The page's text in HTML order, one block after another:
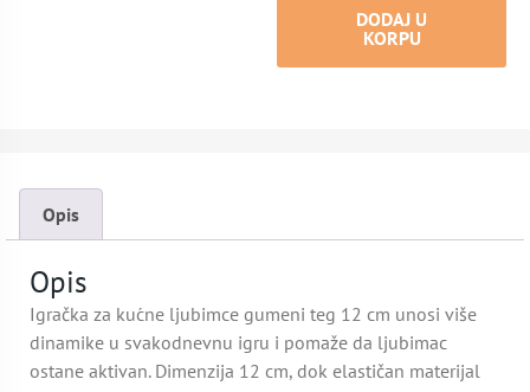
DODAJ U
KORPU
Opis
Opis
Igračka za kućne ljubimce gumeni teg 12 cm unosi više
dinamike u svakodnevnu igru i pomaže da ljubimac
ostane aktivan. Dimenzija 12 cm, dok elastičan materijal